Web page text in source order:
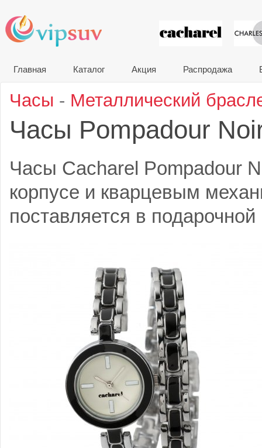
VIP
Главная Каталог Акция Распродажа
Часы - Металлический
Часы Pompadour
Часы Cacharel Pompadour
корпусе и кварцевым
поставляется в